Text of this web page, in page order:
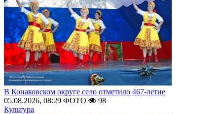
В Конаковском округе село отметило 467-летие
05.08.2026, 08:29 ФОТО
98
Культура